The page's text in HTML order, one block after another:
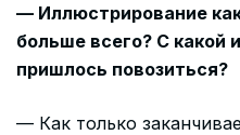
— Иллюстрирование
больше всего? С какой
пришлось повозиться?
— Как только